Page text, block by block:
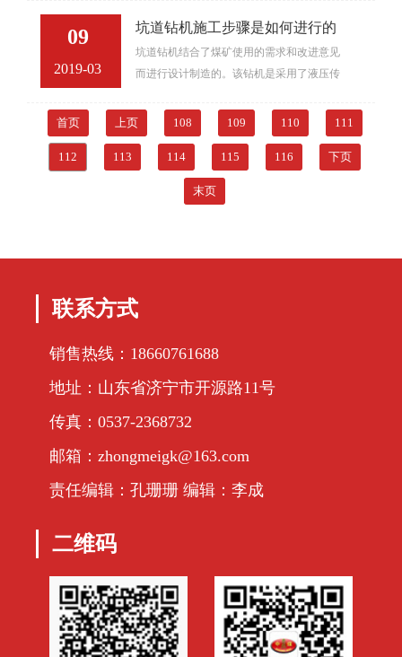
09
2019-03
坑道钻机施工步骤是如何进行的
坑道钻机结合了煤矿使用的需求和改进意见
而进行设计制造的。该钻机是采用了液压传
作起来简单、工作稳定可靠、...
首页 上页 108 109 110 111
112 113 114 115 116 下页
末页
联系方式
销售热线：18660761688
地址：山东省济宁市开源路11号
传真：0537-2368732
邮箱：zhongmeigk@163.com
责任编辑：孔珊珊 编辑：李成
二维码